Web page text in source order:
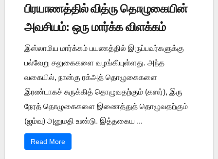
பிரயாணத்தில் வித்ரு தொழுகையின்
அவசியம்: ஒரு மார்க்க விளக்கம்
இஸ்லாமிய மார்க்கம் பயணத்தில் இருப்பவர்களுக்கு
பல்வேறு சலுகைகளை வழங்கியுள்ளது. அந்த
வகையில், நான்கு ரக்அத் தொழுகைகளை
இரண்டாகச் சுருக்கித் தொழுவதற்கும் (கஸர்), இரு
நேரத் தொழுகைகளை இணைத்துத் தொழுவதற்கும்
(ஜம்வு) அனுமதி உண்டு. இத்தகைய ...
Read More